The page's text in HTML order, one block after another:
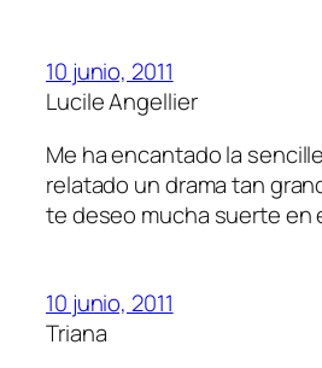
10 junio, 2011
Lucile Angellier
Me ha encantado la
relatado un drama tan
te deseo mucha suerte en
10 junio, 2011
Triana